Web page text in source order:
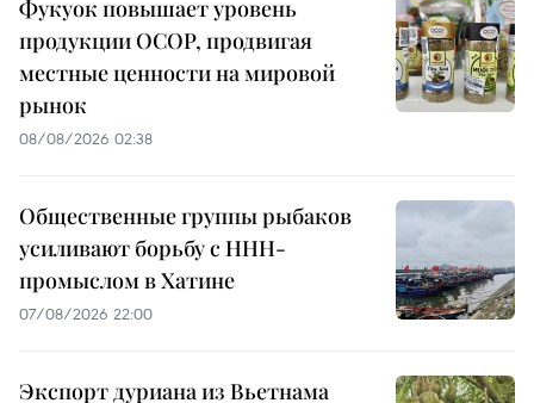
Фукуок повышает уровень
продукции OCOP, продвигая
местные ценности на мировой
рынок
08/08/2026 02:38
Общественные группы рыбаков
усиливают борьбу с ННН-
промыслом в Хатине
07/08/2026 22:00
Экспорт дуриана из Вьетнама